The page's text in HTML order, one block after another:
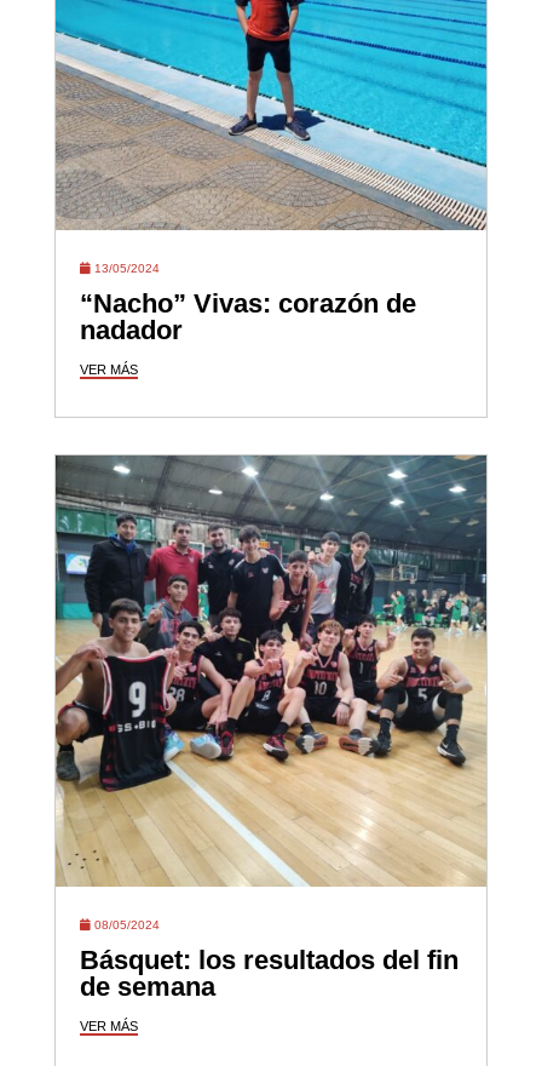
13/05/2024
“Nacho” Vivas: corazón de
nadador
VER MÁS
08/05/2024
Básquet: los resultados del fin
de semana
VER MÁS